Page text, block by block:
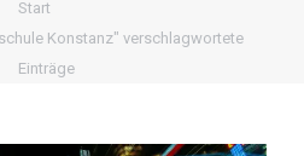
Start
Konstanz" verschlagwortete
Einträge